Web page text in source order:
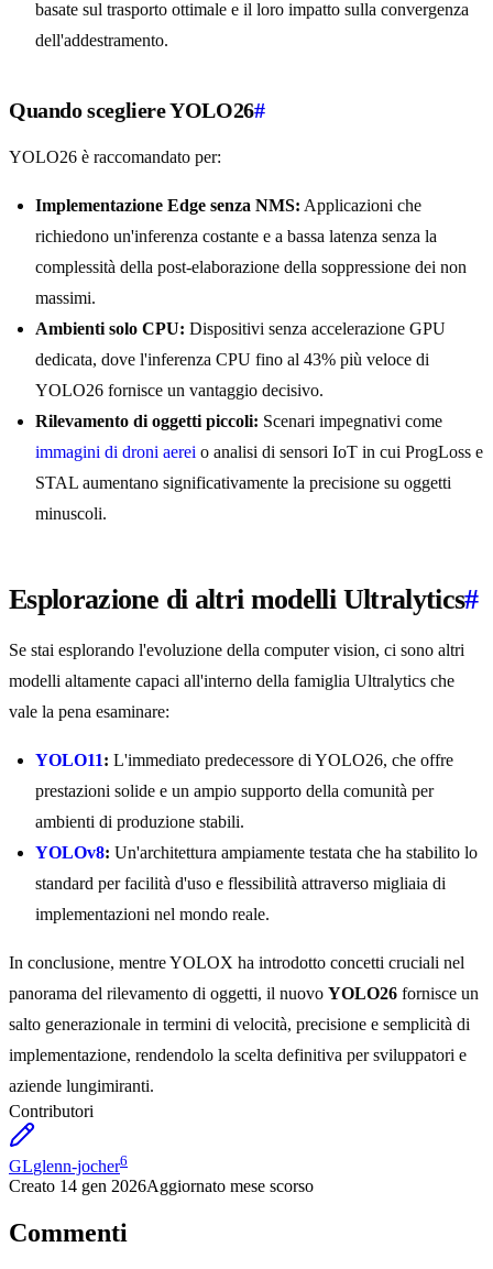
basate sul trasporto ottimale e il loro impatto sulla convergenza
dell'addestramento.
Quando scegliere YOLO26#
YOLO26 è raccomandato per:
Implementazione Edge senza NMS: Applicazioni che
richiedono un'inferenza costante e a bassa latenza senza la
complessità della post-elaborazione della soppressione dei non
massimi.
Ambienti solo CPU: Dispositivi senza accelerazione GPU
dedicata, dove l'inferenza CPU fino al 43% più veloce di
YOLO26 fornisce un vantaggio decisivo.
Rilevamento di oggetti piccoli: Scenari impegnativi come
immagini di droni aerei o analisi di sensori IoT in cui ProgLoss e
STAL aumentano significativamente la precisione su oggetti
minuscoli.
Esplorazione di altri modelli Ultralytics#
Se stai esplorando l'evoluzione della computer vision, ci sono altri
modelli altamente capaci all'interno della famiglia Ultralytics che
vale la pena esaminare:
YOLO11: L'immediato predecessore di YOLO26, che offre
prestazioni solide e un ampio supporto della comunità per
ambienti di produzione stabili.
YOLOv8: Un'architettura ampiamente testata che ha stabilito lo
standard per facilità d'uso e flessibilità attraverso migliaia di
implementazioni nel mondo reale.
In conclusione, mentre YOLOX ha introdotto concetti cruciali nel
panorama del rilevamento di oggetti, il nuovo YOLO26 fornisce un
salto generazionale in termini di velocità, precisione e semplicità di
implementazione, rendendolo la scelta definitiva per sviluppatori e
aziende lungimiranti.
Contributori
GLglenn-jocher6
Creato 14 gen 2026Aggiornato mese scorso
Commenti